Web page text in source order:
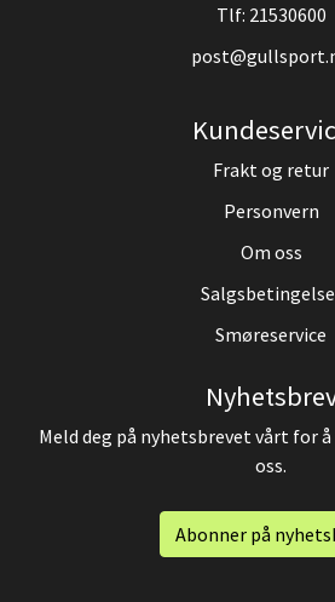
Tlf: 21530600
Frakt og retur
Personvern
Om oss
Smøreservice
Meld deg på nyhetsbrevet vårt for
oss.
Abonner på